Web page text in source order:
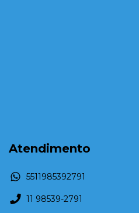
Atendimento
5511985392791
11 98539-2791